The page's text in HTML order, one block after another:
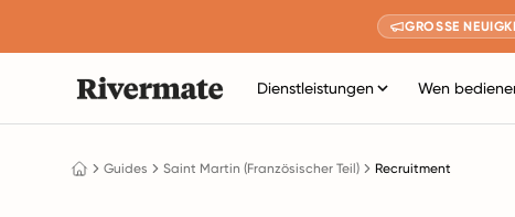
GROSSE
Dienstleistungen Wen
Guides Saint Martin (Französischer Teil) Recruitment